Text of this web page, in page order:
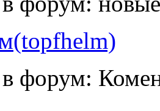
в форум: